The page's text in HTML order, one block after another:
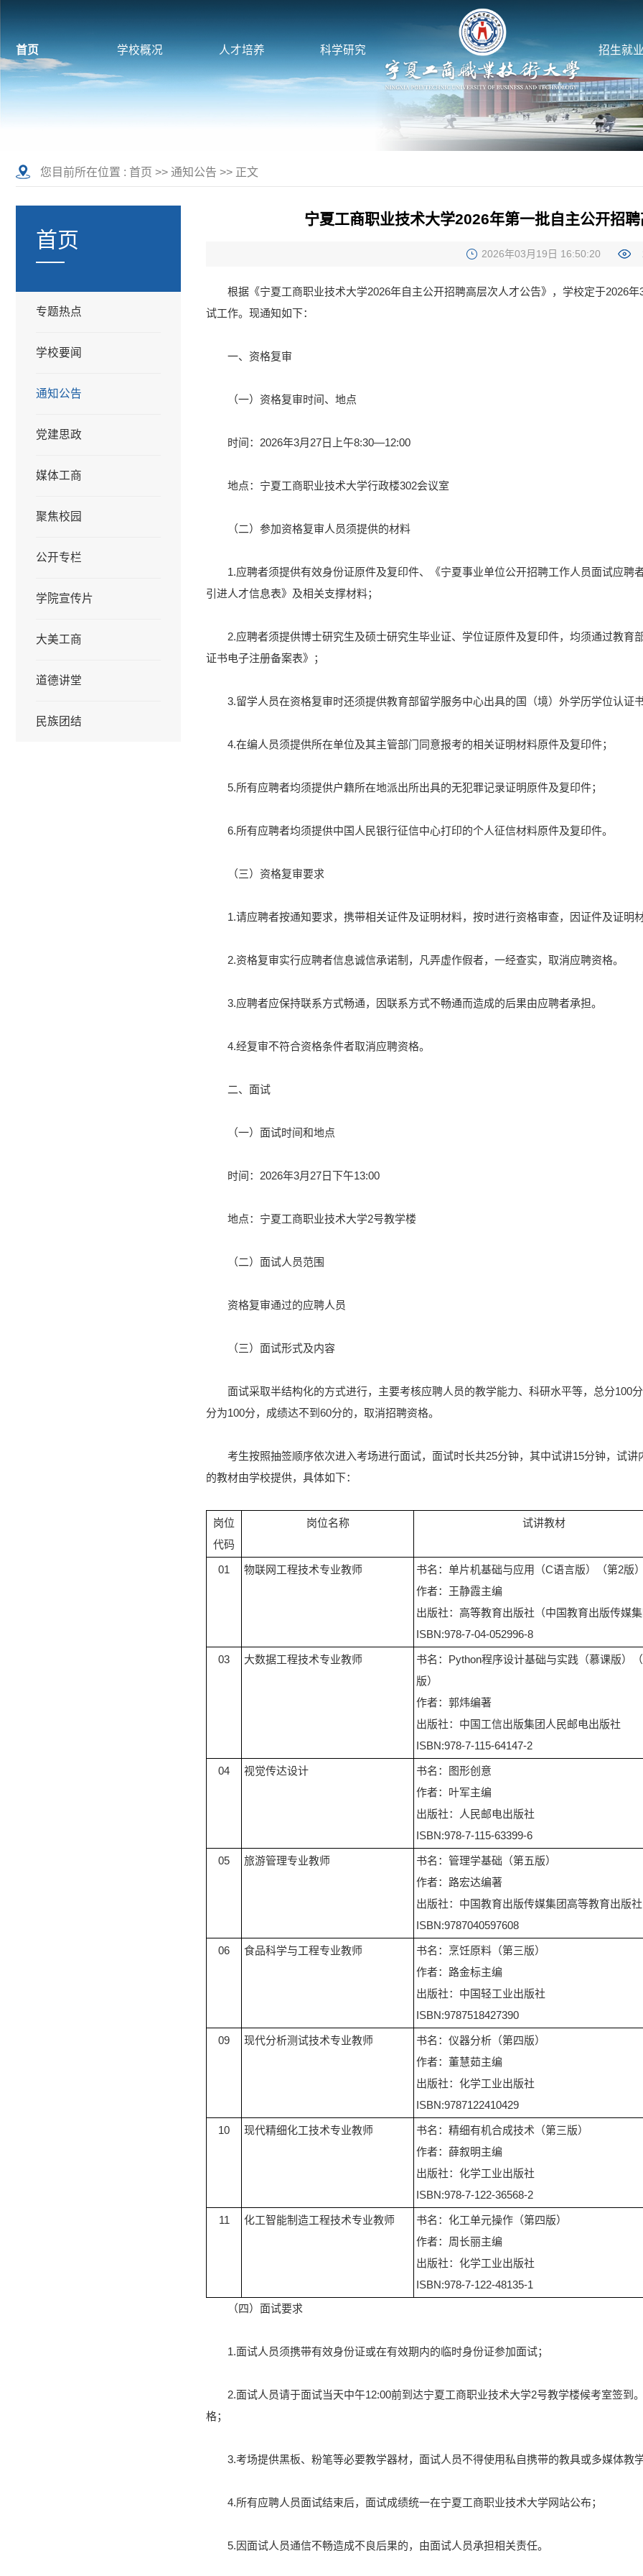
首页 学校概况 人才培养 科学研究 招生就业
您目前所在位置 : 首页 >> 通知公告 >> 正文
首页
专题热点
学校要闻
通知公告
党建思政
媒体工商
聚焦校园
公开专栏
学院宣传片
大美工商
道德讲堂
民族团结
宁夏工商职业技术大学2026年第一批自主公开招
2026年03月19日 16:50:20
根据《宁夏工商职业技术大学2026年自主公开招聘高层次人才公告》，学校定于2026
试工作。现通知如下：
一、资格复审
（一）资格复审时间、地点
时间：2026年3月27日上午8:30—12:00
地点：宁夏工商职业技术大学行政楼302会议室
（二）参加资格复审人员须提供的材料
1.应聘者须提供有效身份证原件及复印件、《宁夏事业单位公开招聘工作人员面试应
引进人才信息表》及相关支撑材料；
2.应聘者须提供博士研究生及硕士研究生毕业证、学位证原件及复印件，均须通过教
证书电子注册备案表》；
3.留学人员在资格复审时还须提供教育部留学服务中心出具的国（境）外学历学位认证
4.在编人员须提供所在单位及其主管部门同意报考的相关证明材料原件及复印件；
5.所有应聘者均须提供户籍所在地派出所出具的无犯罪记录证明原件及复印件；
6.所有应聘者均须提供中国人民银行征信中心打印的个人征信材料原件及复印件。
（三）资格复审要求
1.请应聘者按通知要求，携带相关证件及证明材料，按时进行资格审查，因证件及证明
2.资格复审实行应聘者信息诚信承诺制，凡弄虚作假者，一经查实，取消应聘资格。
3.应聘者应保持联系方式畅通，因联系方式不畅通而造成的后果由应聘者承担。
4.经复审不符合资格条件者取消应聘资格。
二、面试
（一）面试时间和地点
时间：2026年3月27日下午13:00
地点：宁夏工商职业技术大学2号教学楼
（二）面试人员范围
资格复审通过的应聘人员
（三）面试形式及内容
面试采取半结构化的方式进行，主要考核应聘人员的教学能力、科研水平等，总分100
分为100分，成绩达不到60分的，取消招聘资格。
考生按照抽签顺序依次进入考场进行面试，面试时长共25分钟，其中试讲15分钟，试
的教材由学校提供，具体如下：
岗位
代码
岗位名称 试讲教材
01 物联网工程技术专业教师
书名：单片机基础与应用（C语言版）（第2版）
作者：王静霞主编
出版社：高等教育出版社（中国教育出版传媒集
ISBN:978-7-04-052996-8
03 大数据工程技术专业教师
书名：Python程序设计基础与实践（慕课版）
版）
作者：郭炜编著
出版社：中国工信出版集团人民邮电出版社
ISBN:978-7-115-64147-2
04 视觉传达设计
书名：图形创意
作者：叶军主编
出版社：人民邮电出版社
ISBN:978-7-115-63399-6
05 旅游管理专业教师
书名：管理学基础（第五版）
作者：路宏达编著
出版社：中国教育出版传媒集团高等教育出版社
ISBN:9787040597608
06 食品科学与工程专业教师
书名：烹饪原料（第三版）
作者：路金标主编
出版社：中国轻工业出版社
ISBN:9787518427390
09 现代分析测试技术专业教师
书名：仪器分析（第四版）
作者：董慧茹主编
出版社：化学工业出版社
ISBN:9787122410429
10 现代精细化工技术专业教师
书名：精细有机合成技术（第三版）
作者：薛叙明主编
出版社：化学工业出版社
ISBN:978-7-122-36568-2
11 化工智能制造工程技术专业教师
书名：化工单元操作（第四版）
作者：周长丽主编
出版社：化学工业出版社
ISBN:978-7-122-48135-1
（四）面试要求
1.面试人员须携带有效身份证或在有效期内的临时身份证参加面试；
2.面试人员请于面试当天中午12:00前到达宁夏工商职业技术大学2号教学楼候考室签
格；
3.考场提供黑板、粉笔等必要教学器材，面试人员不得使用私自携带的教具或多媒体教学
4.所有应聘人员面试结束后，面试成绩统一在宁夏工商职业技术大学网站公布；
5.因面试人员通信不畅造成不良后果的，由面试人员承担相关责任。